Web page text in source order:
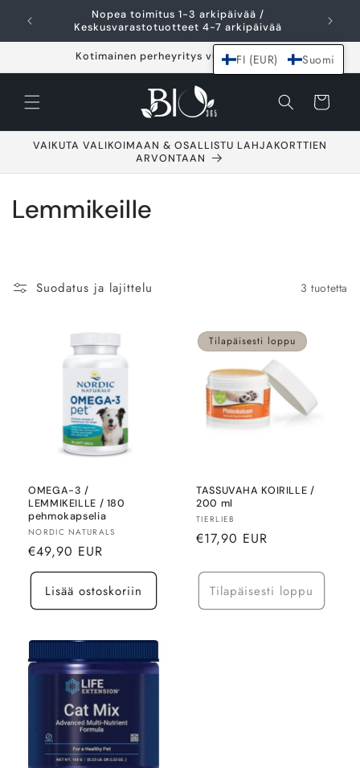
sisältöön
Nopea toimitus 1-3 arkipäivää /
Keskusvarastotuotteet 4-7 arkipäivää
Kotimainen perheyritys vuodesta 2021
Ostoskori
VAIKUTA VALIKOIMAAN & OSALLISTU LAHJAKORTTIEN
ARVONTAAN
K
Lemmikeille
Suodatus ja lajittelu 3 tuotetta
OMEGA-3 /
LEMMIKEILLE / 180
pehmokapselia
Myyjä:
NORDIC NATURALS
Normaalihinta
€49,90 EUR
Lisää ostoskoriin
Tilapäisesti loppu
TASSUVAHA KOIRILLE /
200 ml
Myyjä:
TIERLIEB
Normaalihinta
€17,90 EUR
Tilapäisesti loppu
FI (EUR) Suomi